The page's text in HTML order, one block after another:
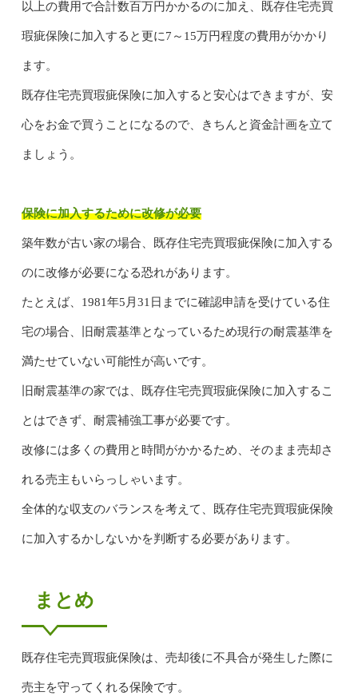
以上の費用で合計数百万円かかるのに加え、既存住宅売買
瑕疵保険に加入すると更に7～15万円程度の費用がかかり
ます。
既存住宅売買瑕疵保険に加入すると安心はできますが、安
心をお金で買うことになるので、きちんと資金計画を立て
ましょう。
保険に加入するために改修が必要
築年数が古い家の場合、既存住宅売買瑕疵保険に加入する
のに改修が必要になる恐れがあります。
たとえば、1981年5月31日までに確認申請を受けている住
宅の場合、旧耐震基準となっているため現行の耐震基準を
満たせていない可能性が高いです。
旧耐震基準の家では、既存住宅売買瑕疵保険に加入するこ
とはできず、耐震補強工事が必要です。
改修には多くの費用と時間がかかるため、そのまま売却さ
れる売主もいらっしゃいます。
全体的な収支のバランスを考えて、既存住宅売買瑕疵保険
に加入するかしないかを判断する必要があります。
まとめ
既存住宅売買瑕疵保険は、売却後に不具合が発生した際に
売主を守ってくれる保険です。